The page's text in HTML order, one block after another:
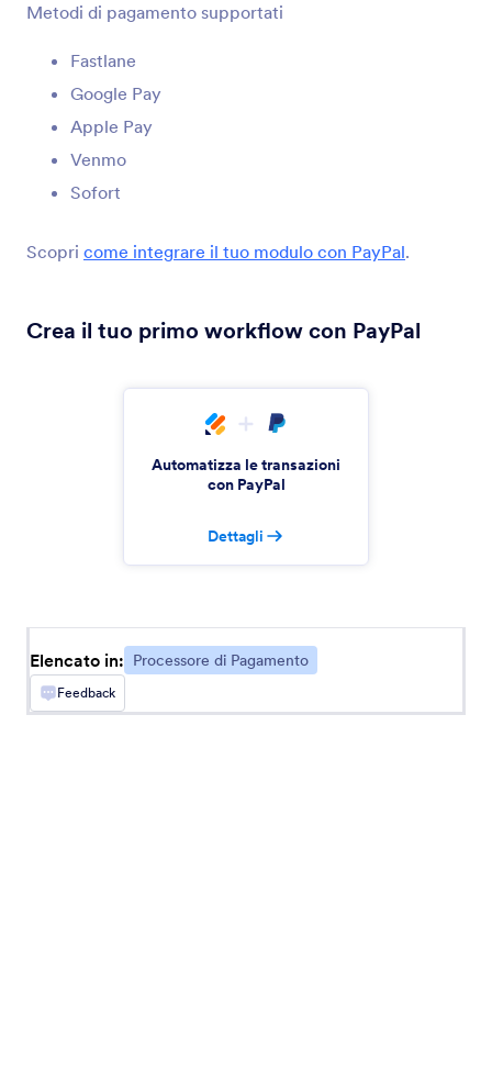
Metodi di pagamento supportati
Fastlane
Google Pay
Apple Pay
Venmo
Sofort
Scopri come integrare il tuo modulo con PayPal.
Crea il tuo primo workflow con PayPal
Automatizza le transazioni
con PayPal
Dettagli
Elencato in: Processore di Pagamento
Feedback
tramite il tuo modulo
Square ACH
Usa Square ACH per raccogliere i pagamenti dai
Crea fatture Zoho Invoice da invii Jotform
ChargeOver
Crea automaticamente clienti ChargeOver dalle
Creare automaticamente clienti Epos Now dai
Venmo
Ricevi pagamenti da dispositivi mobili attraverso il
tuo modulo.